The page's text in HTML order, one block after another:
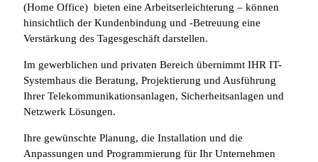
(Home Office) bieten eine Arbeitserleichterung – können
hinsichtlich der Kundenbindung und -Betreuung eine
Verstärkung des Tagesgeschäft darstellen.
Im gewerblichen und privaten Bereich übernimmt IHR IT-
Systemhaus die Beratung, Projektierung und Ausführung
Ihrer Telekommunikationsanlagen, Sicherheitsanlagen und
Netzwerk Lösungen.
Ihre gewünschte Planung, die Installation und die
Anpassungen und Programmierung für Ihr Unternehmen